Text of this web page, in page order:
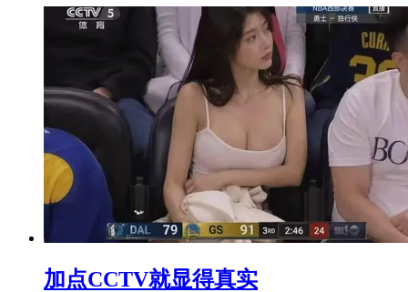
加点CCTV就显得真实